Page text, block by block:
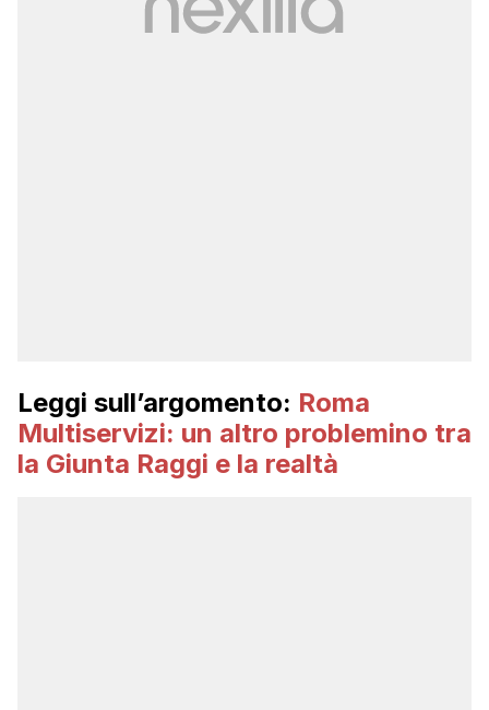
Leggi sull’argomento: Roma
Multiservizi: un altro problemino tra
la Giunta Raggi e la realtà